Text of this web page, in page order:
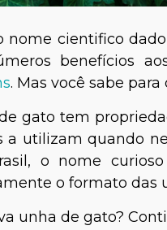
nome cientifico
benefícios
. Mas você sabe
gato tem
a utilizam quando
o nome
o formato das
unha de gato?